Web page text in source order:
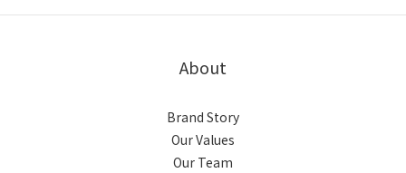
About
Brand Story
Our Values
Our Team